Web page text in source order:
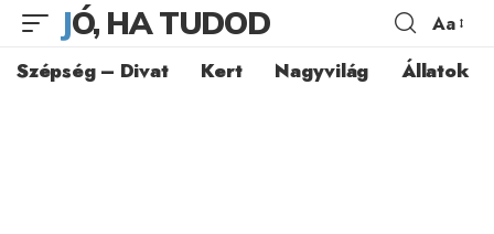
JÓ, HA TUDOD Aa
Szépség – Divat Kert Nagyvilág Állatok